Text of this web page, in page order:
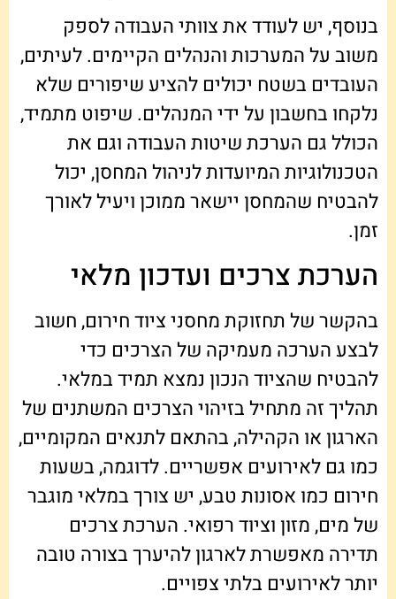
בנוסף, יש לעודד את צוותי העבודה לספק
משוב על המערכות והנהלים הקיימים. לעיתים,
העובדים בשטח יכולים להציע שיפורים שלא
נלקחו בחשבון על ידי המנהלים. שיפוט מתמיד,
הכולל גם הערכת שיטות העבודה וגם את
הטכנולוגיות המיועדות לניהול המחסן, יכול
להבטיח שהמחסן יישאר ממוכן ויעיל לאורך
זמן.
הערכת צרכים ועדכון מלאי
בהקשר של תחזוקת מחסני ציוד חירום, חשוב
לבצע הערכה מעמיקה של הצרכים כדי
להבטיח שהציוד הנכון נמצא תמיד במלאי.
תהליך זה מתחיל בזיהוי הצרכים המשתנים של
הארגון או הקהילה, בהתאם לתנאים המקומיים,
כמו גם לאירועים אפשריים. לדוגמה, בשעות
חירום כמו אסונות טבע, יש צורך במלאי מוגבר
של מים, מזון וציוד רפואי. הערכת צרכים
תדירה מאפשרת לארגון להיערך בצורה טובה
יותר לאירועים בלתי צפויים.